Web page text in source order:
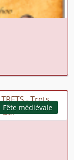
Fête médiévale